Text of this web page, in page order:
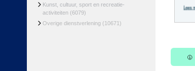
Kunst, cultuur, sport en recreatie-
activiteiten (6079)
Overige dienstverlening (10671)